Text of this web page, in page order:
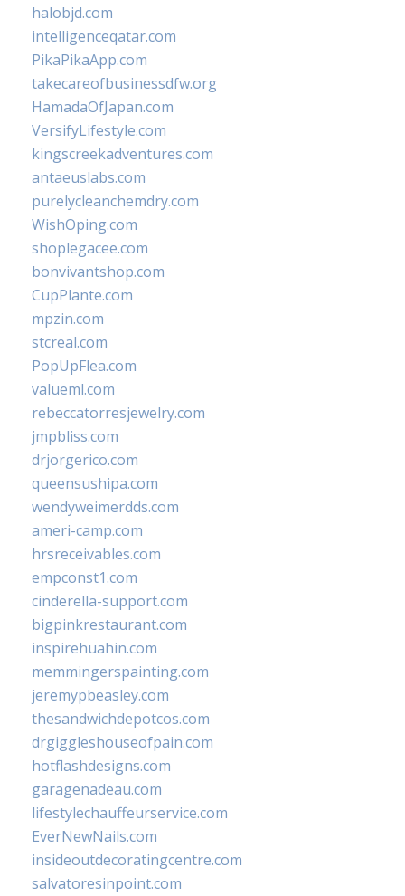
halobjd.com
intelligenceqatar.com
PikaPikaApp.com
takecareofbusinessdfw.org
HamadaOfJapan.com
VersifyLifestyle.com
kingscreekadventures.com
antaeuslabs.com
purelycleanchemdry.com
WishOping.com
shoplegacee.com
bonvivantshop.com
CupPlante.com
mpzin.com
stcreal.com
PopUpFlea.com
valueml.com
rebeccatorresjewelry.com
jmpbliss.com
drjorgerico.com
queensushipa.com
wendyweimerdds.com
ameri-camp.com
hrsreceivables.com
empconst1.com
cinderella-support.com
bigpinkrestaurant.com
inspirehuahin.com
memmingerspainting.com
jeremypbeasley.com
thesandwichdepotcos.com
drgiggleshouseofpain.com
hotflashdesigns.com
garagenadeau.com
lifestylechauffeurservice.com
EverNewNails.com
insideoutdecoratingcentre.com
salvatoresinpoint.com